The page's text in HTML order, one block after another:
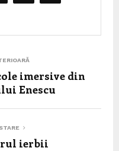
imersive din
Enescu
ierbii